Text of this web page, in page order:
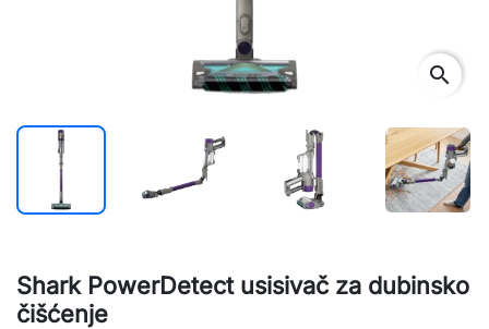
search
Shark PowerDetect usisivač za dubinsko
čišćenje